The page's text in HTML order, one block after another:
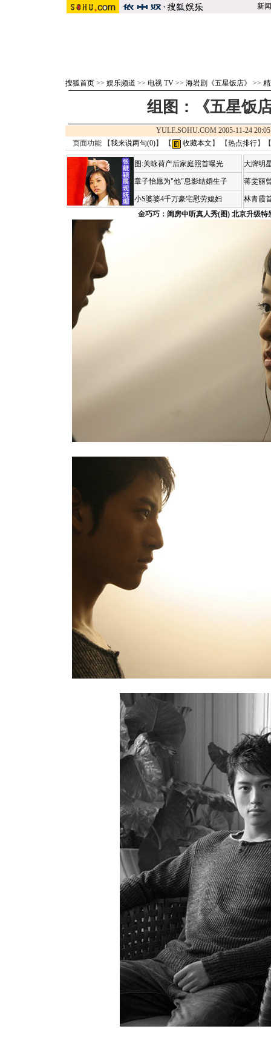
新闻
搜狐首页 >> 娱乐频道 >> 电视 TV >> 海岩剧《五星饭店》 >>
组图：《五星饭
YULE.SOHU.COM 2005-11-24
页面功能 【我来说两句(0)】 【 收藏本文 】 【热点排行】【
图:关咏荷产后家庭照首曝光
章子怡愿为"他"息影结婚生子
小S婆婆4千万豪宅慰劳媳妇
大牌明
蒋雯丽
林青霞
金巧巧：闺房中听真人秀(图) 北京升级特